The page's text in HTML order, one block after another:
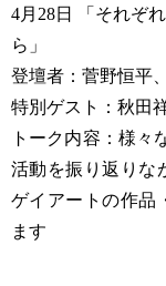
4月28日 「それぞ
ら」
登壇者：菅野恒平
特別ゲスト：秋田
トーク内容：様々
活動を振り返りな
ゲイアートの作品
ます